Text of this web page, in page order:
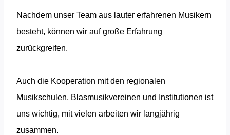
Nachdem unser Team aus lauter erfahrenen Musikern
besteht, können wir auf große Erfahrung
zurückgreifen.
Auch die Kooperation mit den regionalen
Musikschulen, Blasmusikvereinen und Institutionen ist
uns wichtig, mit vielen arbeiten wir langjährig
zusammen.